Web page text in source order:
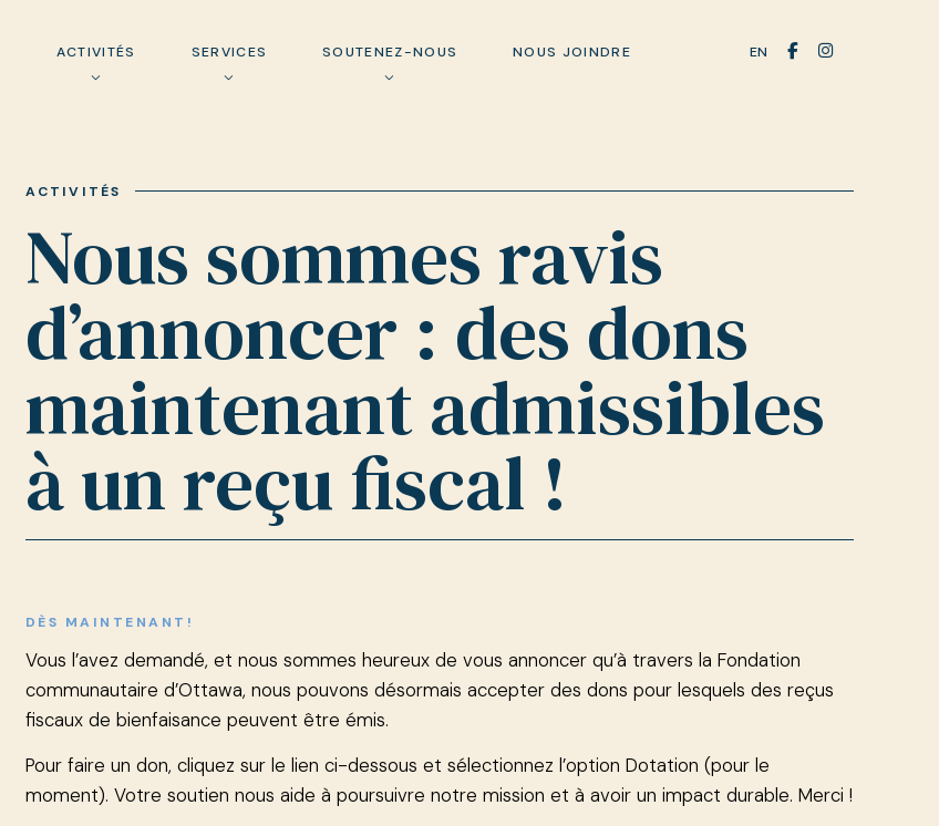
ACTIVITÉS SERVICES SOUTENEZ-NOUS NOUS JOINDRE EN
ACTIVITÉS
Nous sommes ravis
d’annoncer : des dons
maintenant admissibles
à un reçu fiscal !
DÈS MAINTENANT!
Vous l’avez demandé, et nous sommes heureux de vous annoncer qu’à travers la Fondation
communautaire d’Ottawa, nous pouvons désormais accepter des dons pour lesquels des reçus
fiscaux de bienfaisance peuvent être émis.
Pour faire un don, cliquez sur le lien ci-dessous et sélectionnez l’option Dotation (pour le
moment). Votre soutien nous aide à poursuivre notre mission et à avoir un impact durable. Merci !